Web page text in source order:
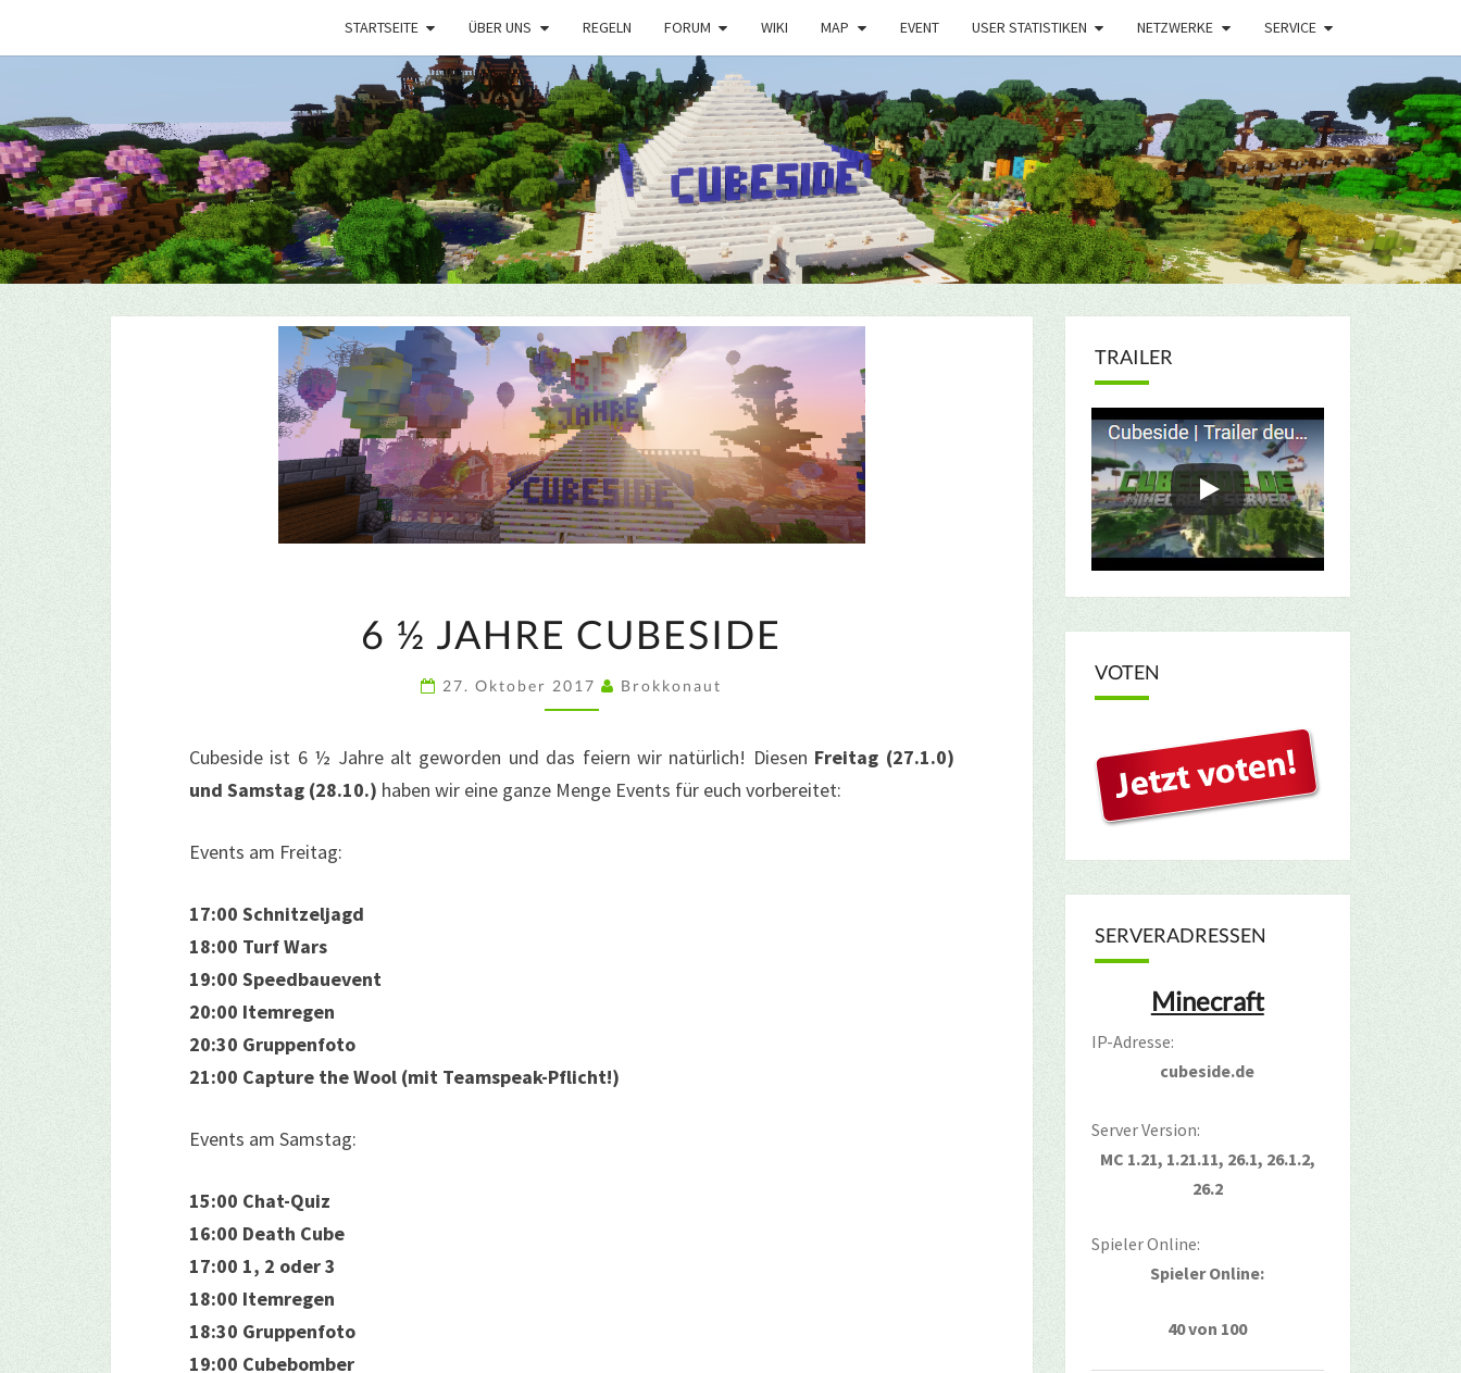
STARTSEITE ÜBER UNS REGELN FORUM WIKI MAP EVENT USER STATISTIKEN NETZWERKE SERVICE
½
6 ½ JAHRE CUBESIDE
27. Oktober 2017 Brokkonaut
Cubeside ist 6 ½ Jahre alt geworden und das feiern wir natürlich! Diesen Freitag (27.1.0)
und Samstag (28.10.) haben wir eine ganze Menge Events für euch vorbereitet:
Events am Freitag:
17:00 Schnitzeljagd
18:00 Turf Wars
19:00 Speedbauevent
20:00 Itemregen
20:30 Gruppenfoto
21:00 Capture the Wool (mit Teamspeak-Pflicht!)
Events am Samstag:
15:00 Chat-Quiz
16:00 Death Cube
17:00 1, 2 oder 3
18:00 Itemregen
18:30 Gruppenfoto
19:00 Cubebomber
TRAILER
VOTEN
SERVERADRESSEN
Minecraft
IP-Adresse:
cubeside.de
Server Version:
MC 1.21, 1.21.11, 26.1, 26.1.2,
26.2
Spieler Online:
Spieler Online:
40 von 100